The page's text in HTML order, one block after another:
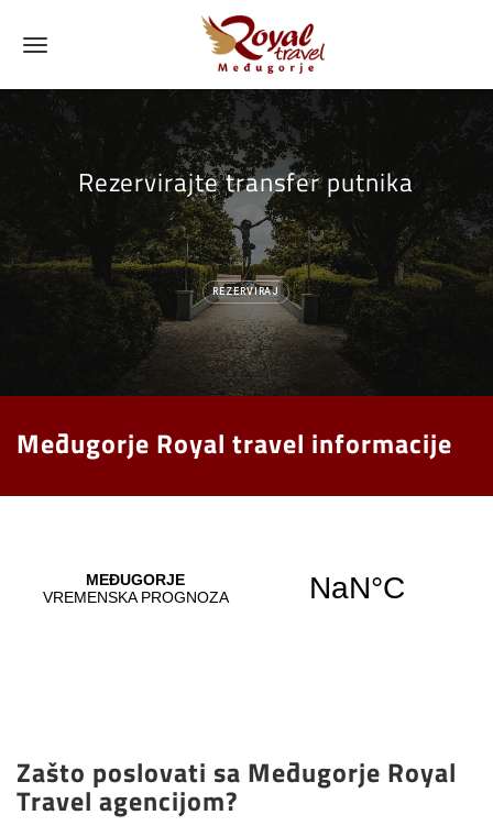
Rezervirajte transfer putnika
REZERVIRAJ
Međugorje Royal travel informacije
Zašto poslovati sa Međugorje Royal
Travel agencijom?